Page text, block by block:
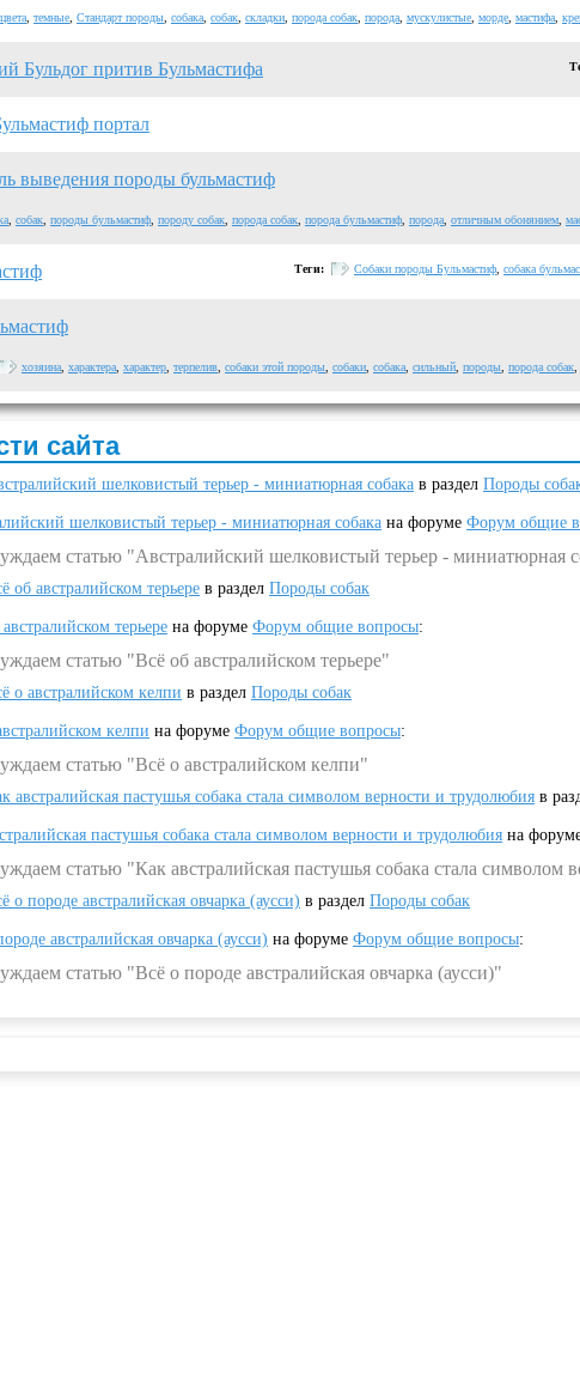
цвета темные Стандарт породы собака собак складки порода собак порода мускулистые морде мастифа
Бульдог притив Бульмастифа
портал
выведения породы бульмастиф
собак породы бульмастиф породу собак порода собак порода бульмастиф порода отличным обонянием
Теги: Собаки породы Бульмастиф собака
хозяина характера характер терпелив собаки этой породы собаки собака сильный породы порода собак
сайта
шелковистый терьер - миниатюрная собака в раздел Породы
шелковистый терьер - миниатюрная собака на форуме Форум общие
статью "Австралийский шелковистый терьер - миниатюрная
об австралийском терьере в раздел Породы собак
терьере на форуме Форум общие вопросы:
статью "Всё об австралийском терьере"
о австралийском келпи в раздел Породы собак
келпи на форуме Форум общие вопросы:
статью "Всё о австралийском келпи"
австралийская пастушья собака стала символом верности и трудолюбия в
пастушья собака стала символом верности и трудолюбия на
статью "Как австралийская пастушья собака стала символом
о породе австралийская овчарка (аусси) в раздел Породы собак
австралийская овчарка (аусси) на форуме Форум общие вопросы:
статью "Всё о породе австралийская овчарка (аусси)"